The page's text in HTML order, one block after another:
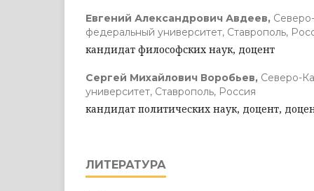
Евгений Александрович Авдеев,
федеральный университет, Ставрополь,
кандидат философских наук, доцент
Сергей Михайлович Воробьев, Северо-
университет, Ставрополь, Россия
кандидат политических наук, доцент,
ЛИТЕРАТУРА